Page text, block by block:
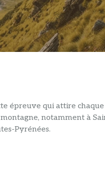
épreuve qui attire chaque
notamment à
Pyrénées.